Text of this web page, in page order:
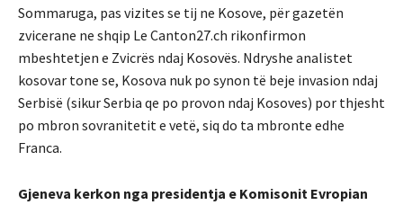
Sommaruga, pas vizites se tij ne Kosove, për gazetën
zvicerane ne shqip Le Canton27.ch rikonfirmon
mbeshtetjen e Zvicrës ndaj Kosovës. Ndryshe analistet
kosovar tone se, Kosova nuk po synon të beje invasion ndaj
Serbisë (sikur Serbia qe po provon ndaj Kosoves) por thjesht
po mbron sovranitetit e vetë, siq do ta mbronte edhe
Franca.
Gjeneva kerkon nga presidentja e Komisonit Evropian